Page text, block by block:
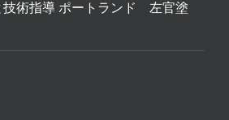
技術指導 ポートランド 左官塗